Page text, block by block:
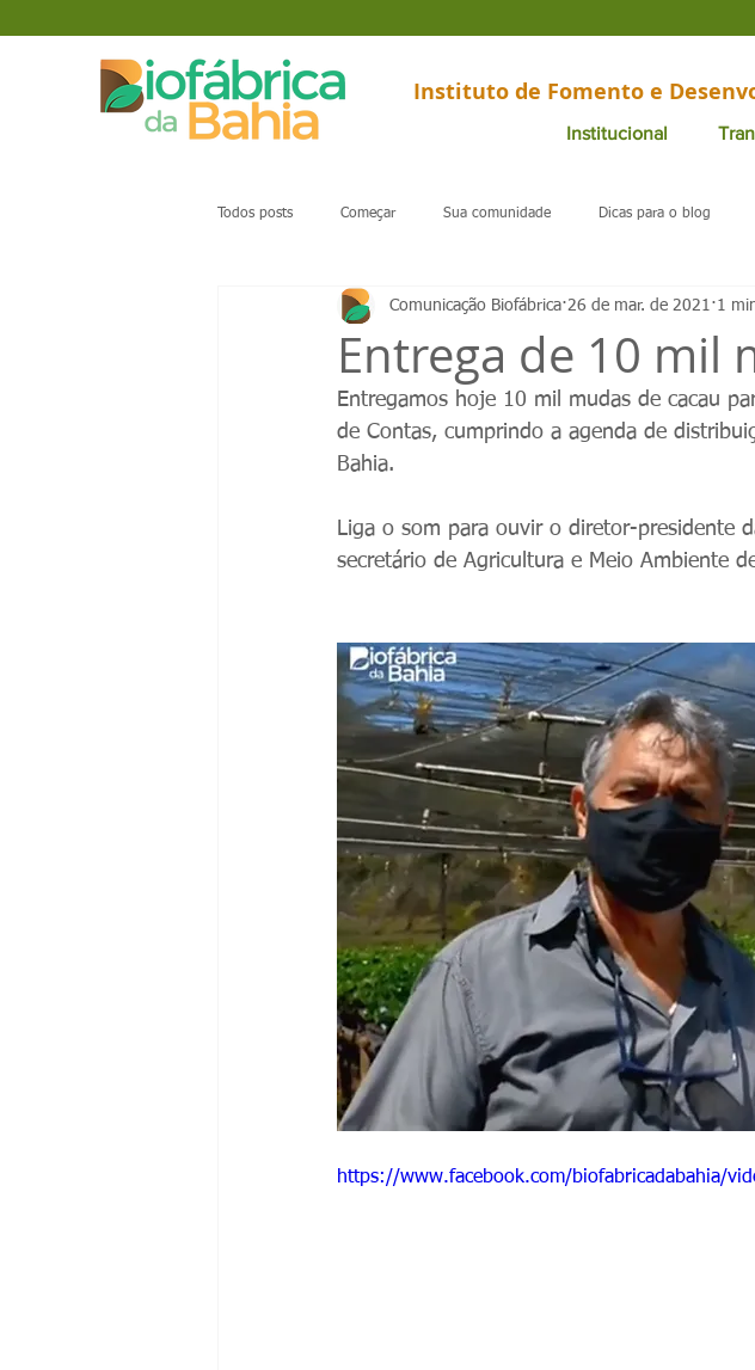
Instituto de Fomento e
Institucional
Todos posts Começar Sua comunidade Dicas para o blog
Entrega de 10 mil
Comunicação Biofábrica 26 de mar. de 2021 1
Entregamos hoje 10 mil mudas de cacau
de Contas, cumprindo a agenda de
Bahia.
Liga o som para ouvir o diretor-presidente
secretário de Agricultura e Meio Ambiente
https://www.facebook.com/biofabricadabahia/